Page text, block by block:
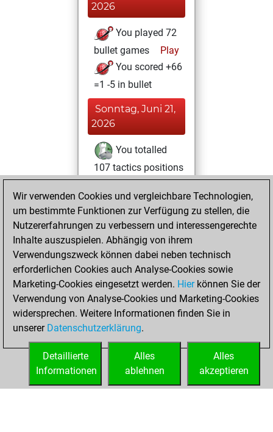
2026
You played 72
bullet games
Play
You scored +66
=1 -5 in bullet
Sonntag, Juni 21,
2026
You totalled
107 tactics positions
Tactics
solved 105 tactics
positions
an Elo of 2263 in
tactics positions
Mittwoch,
Februar 8, 2023
You created
your Fritz account
Wir verwenden Cookies und vergleichbare Technologien,
um bestimmte Funktionen zur Verfügung zu stellen, die
Nutzererfahrungen zu verbessern und interessengerechte
Inhalte auszuspielen. Abhängig von ihrem
Verwendungszweck können dabei neben technisch
erforderlichen Cookies auch Analyse-Cookies sowie
Marketing-Cookies eingesetzt werden. Hierkönnen Sie der
Verwendung von Analyse-Cookies und Marketing-Cookies
widersprechen. Weitere Informationen finden Sie in
unserer Datenschutzerklärung.
Alles
akzeptieren
Alles
ablehnen
Detaillierte
Informationen